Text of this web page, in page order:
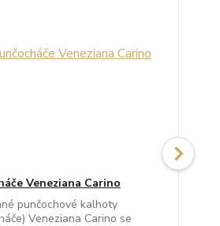
Veneziana Carino
punčochové kalhoty
Veneziana Carino se